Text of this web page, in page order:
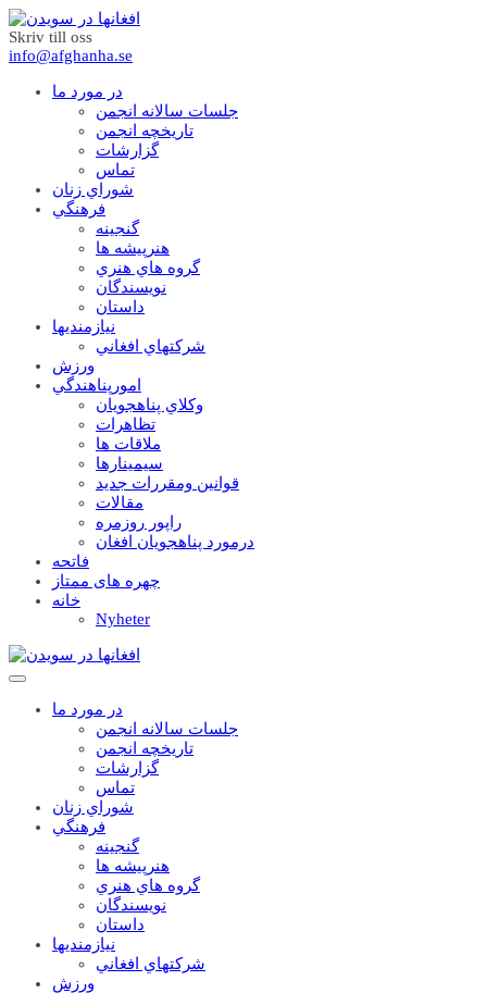
Skriv till oss
info@afghanha.se
در مورد ما
جلسات سالانه انجمن
تاریخچه انجمن
گزارشات
تماس
شوراي زنان
فرهنگي
گنجينه
هنرپيشه ها
گروه هاي هنري
نويسندگان
داستان
نيازمنديها
شرکتهاي افغاني
ورزش
امورپناهندگي
وکلاي پناهجويان
تظاهرات
ملاقات ها
سيمينارها
قوانين ومقررات جديد
مقالات
راپور روزمره
درمورد پناهجويان افغان
فاتحه
چهره های ممتاز
خانه
Nyheter
در مورد ما
جلسات سالانه انجمن
تاریخچه انجمن
گزارشات
تماس
شوراي زنان
فرهنگي
گنجينه
هنرپيشه ها
گروه هاي هنري
نويسندگان
داستان
نيازمنديها
شرکتهاي افغاني
ورزش